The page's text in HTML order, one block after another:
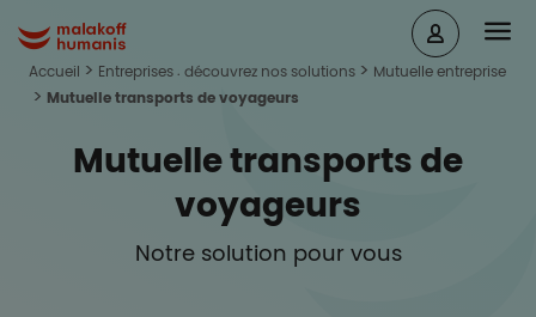
Malakoff Humanis Accueil
Accueil Entreprises : découvrez nos solutions
Mutuelle entreprise
Mutuelle transports de voyageurs
Mutuelle transports de
voyageurs
Notre solution pour vous